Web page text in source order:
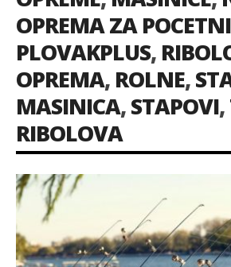
OPREMA ZA
PLOVAKPLUS,
OPREMA, ROLNE,
MASINICA,STAPOVI,
RIBOLOVA